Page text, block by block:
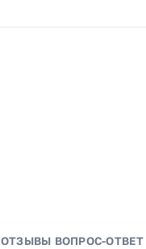
ОТЗЫВЫ ВОПРОС-ОТВЕТ